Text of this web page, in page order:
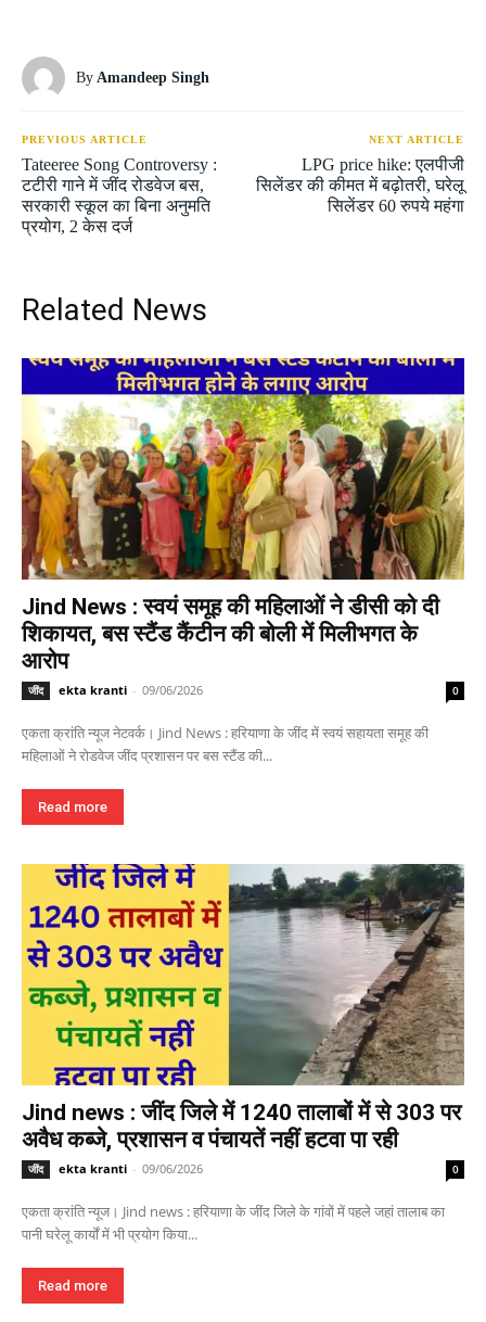
By Amandeep Singh
PREVIOUS ARTICLE
Tateeree Song Controversy :
टटीरी गाने में जींद रोडवेज बस,
सरकारी स्कूल का बिना अनुमति
प्रयोग, 2 केस दर्ज
NEXT ARTICLE
LPG price hike: एलपीजी
सिलेंडर की कीमत में बढ़ोतरी, घरेलू
सिलेंडर 60 रुपये महंगा
Related News
Jind News : स्वयं समूह की महिलाओं ने डीसी को दी
शिकायत, बस स्टैंड कैंटीन की बोली में मिलीभगत के
आरोप
जींद ekta kranti - 09/06/2026 0
एकता क्रांति न्यूज नेटवर्क। Jind News : हरियाणा के जींद में स्वयं सहायता समूह की
महिलाओं ने रोडवेज जींद प्रशासन पर बस स्टैंड की...
Read more
Jind news : जींद जिले में 1240 तालाबों में से 303 पर
अवैध कब्जे, प्रशासन व पंचायतें नहीं हटवा पा रही
जींद ekta kranti - 09/06/2026 0
एकता क्रांति न्यूज। Jind news : हरियाणा के जींद जिले के गांवों में पहले जहां तालाब का
पानी घरेलू कार्यों में भी प्रयोग किया...
Read more